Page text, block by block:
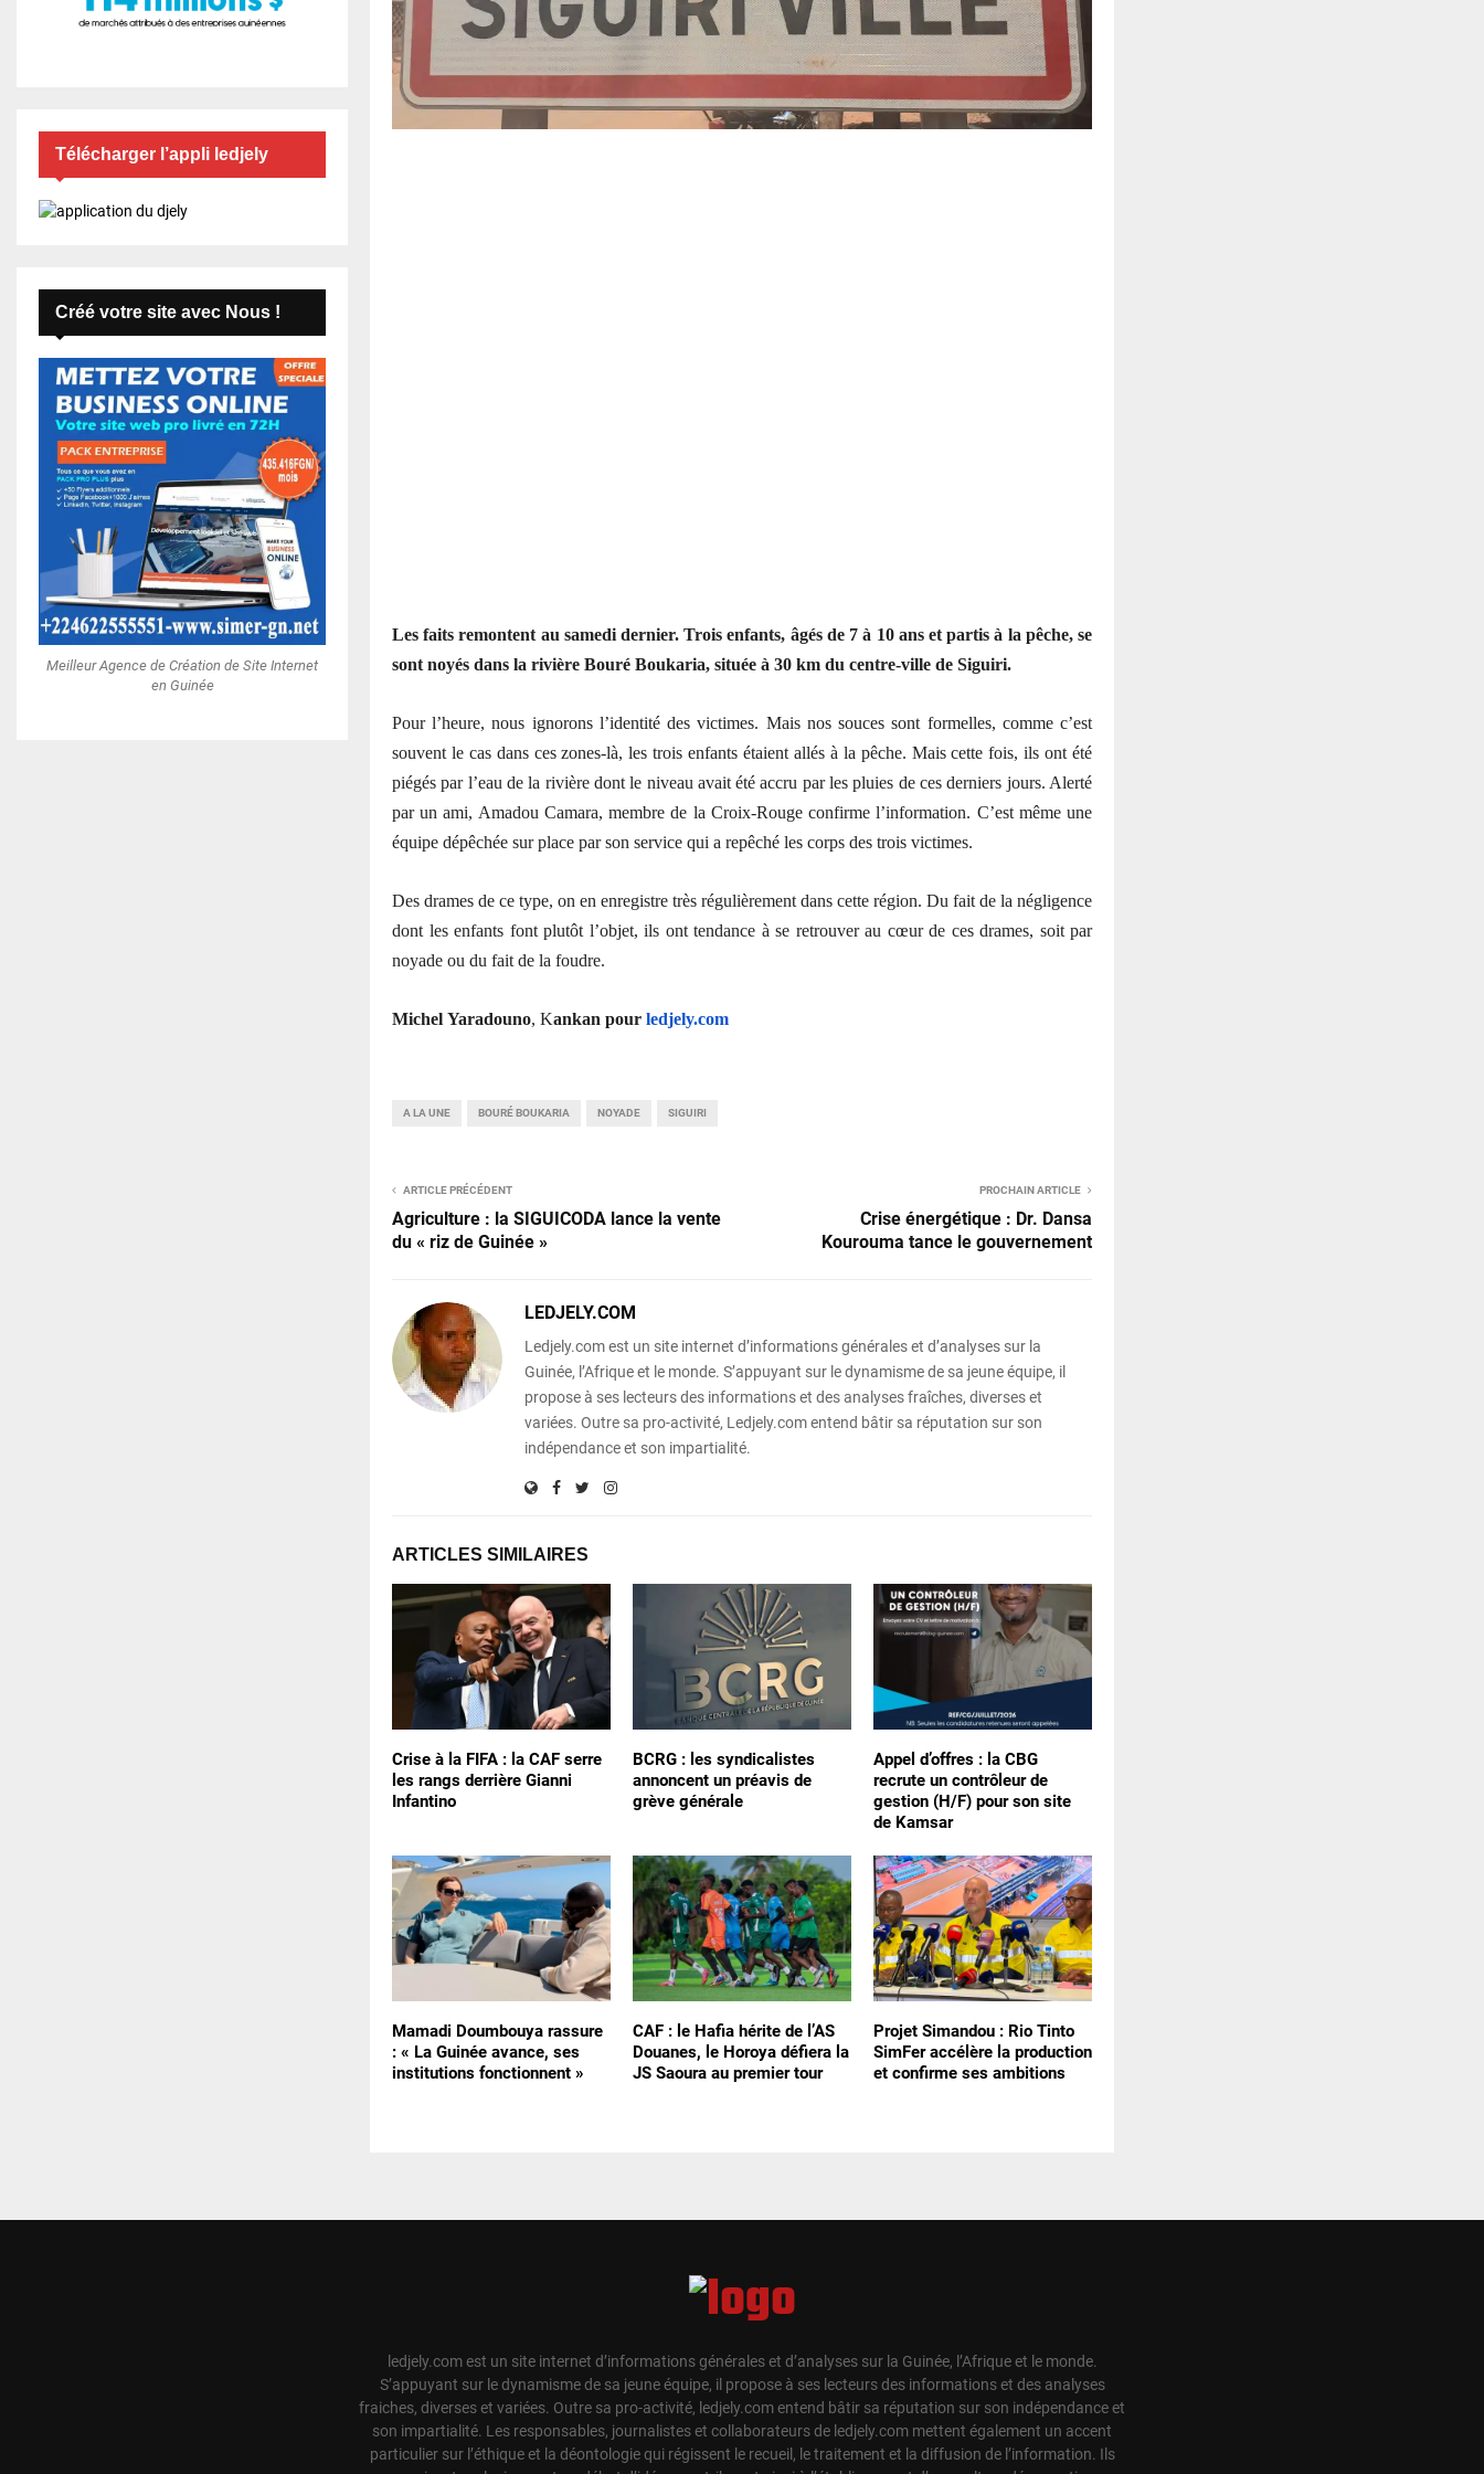
Les faits remontent au samedi dernier. Trois enfants, âgés de 7 à 10 ans et partis à la pêche, se
sont noyés dans la rivière Bouré Boukaria, située à 30 km du centre-ville de Siguiri.
Pour l’heure, nous ignorons l’identité des victimes. Mais nos souces sont formelles, comme c’est
souvent le cas dans ces zones-là, les trois enfants étaient allés à la pêche. Mais cette fois, ils ont été
piégés par l’eau de la rivière dont le niveau avait été accru par les pluies de ces derniers jours. Alerté
par un ami, Amadou Camara, membre de la Croix-Rouge confirme l’information. C’est même une
équipe dépêchée sur place par son service qui a repêché les corps des trois victimes.
Des drames de ce type, on en enregistre très régulièrement dans cette région. Du fait de la négligence
dont les enfants font plutôt l’objet, ils ont tendance à se retrouver au cœur de ces drames, soit par
noyade ou du fait de la foudre.
Michel Yaradouno, Kankan pour ledjely.com
A LA UNE BOURÉ BOUKARIA NOYADE SIGUIRI
ARTICLE PRÉCÉDENT
Agriculture : la SIGUICODA lance la vente
du « riz de Guinée »
PROCHAIN ARTICLE
Crise énergétique : Dr. Dansa
Kourouma tance le gouvernement
LEDJELY.COM
Ledjely.com est un site internet d’informations générales et d’analyses sur la
Guinée, l’Afrique et le monde. S’appuyant sur le dynamisme de sa jeune équipe, il
propose à ses lecteurs des informations et des analyses fraîches, diverses et
variées. Outre sa pro-activité, Ledjely.com entend bâtir sa réputation sur son
indépendance et son impartialité.
ARTICLES SIMILAIRES
Crise à la FIFA : la CAF serre
les rangs derrière Gianni
Infantino
BCRG : les syndicalistes
annoncent un préavis de
grève générale
Appel d’offres : la CBG
recrute un contrôleur de
gestion (H/F) pour son site
de Kamsar
Mamadi Doumbouya rassure
: « La Guinée avance, ses
institutions fonctionnent »
CAF : le Hafia hérite de l’AS
Douanes, le Horoya défiera la
JS Saoura au premier tour
Projet Simandou : Rio Tinto
SimFer accélère la production
et confirme ses ambitions
Télécharger l’appli ledjely
Créé votre site avec Nous !
Meilleur Agence de Création de Site Internet
en Guinée
ledjely.com est un site internet d’informations générales et d’analyses sur la Guinée, l’Afrique et le monde.
S’appuyant sur le dynamisme de sa jeune équipe, il propose à ses lecteurs des informations et des analyses
fraiches, diverses et variées. Outre sa pro-activité, ledjely.com entend bâtir sa réputation sur son indépendance et
son impartialité. Les responsables, journalistes et collaborateurs de ledjely.com mettent également un accent
particulier sur l’éthique et la déontologie qui régissent le recueil, le traitement et la diffusion de l’information. Ils